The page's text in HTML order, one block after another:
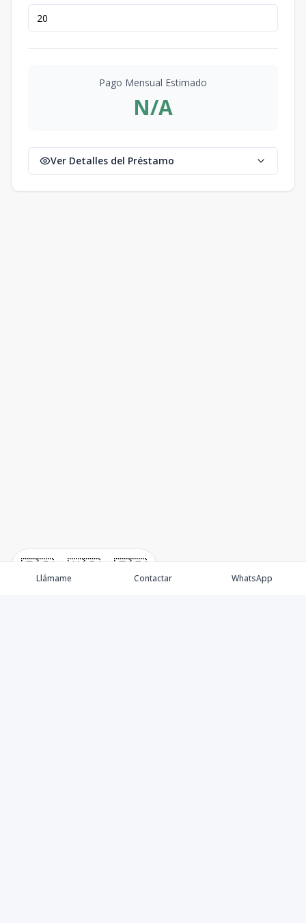
🇪🇸 🇺🇸 🇫🇷
Pago Mensual Estimado
N/A
Ver Detalles del Préstamo
Llámame Contactar WhatsApp